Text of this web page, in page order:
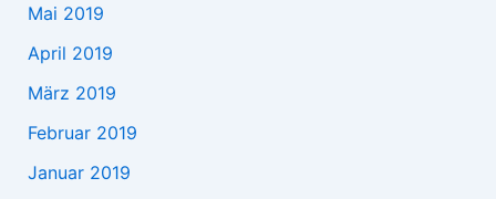
Mai 2019
April 2019
März 2019
Februar 2019
Januar 2019